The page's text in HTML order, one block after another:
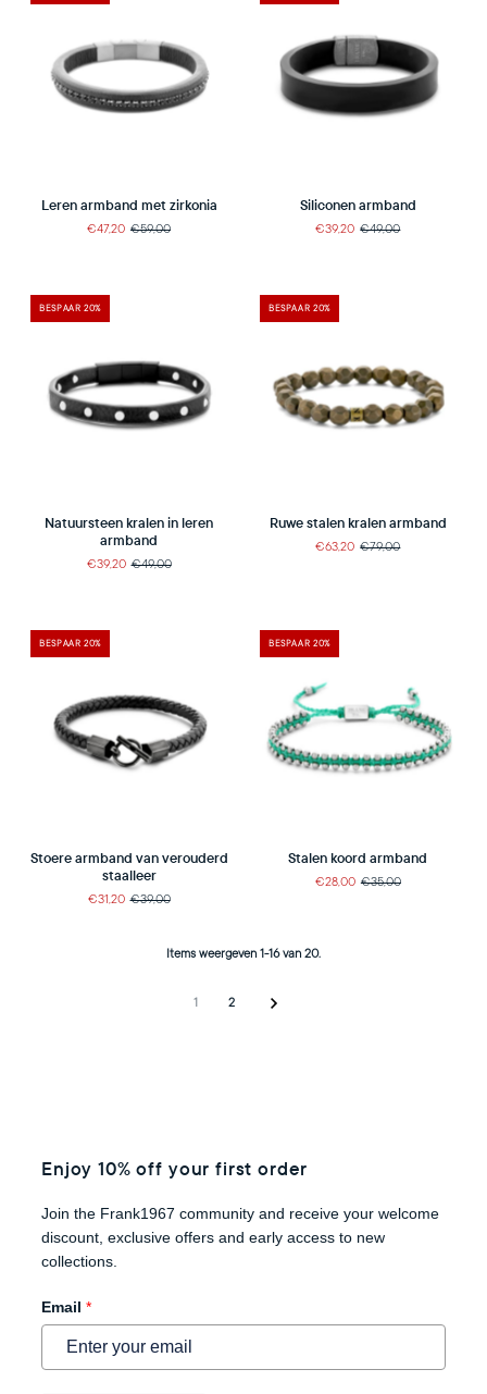
Leren armband met zirkonia
€47,20 €59,00
Siliconen armband
€39,20 €49,00
BESPAAR 20%
Natuursteen kralen in leren
armband
€39,20 €49,00
BESPAAR 20%
Ruwe stalen kralen armband
€63,20 €79,00
BESPAAR 20%
Stoere armband van verouderd
staalleer
€31,20 €39,00
BESPAAR 20%
Stalen koord armband
€28,00 €35,00
Items weergeven 1-16 van 20.
1 2
Enjoy 10% off your first order
Join the Frank1967 community and receive your welcome
discount, exclusive offers and early access to new
collections.
Email *